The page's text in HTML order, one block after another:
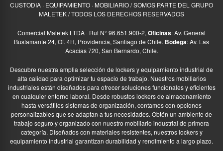
CUSTODIA · EQUIPAMIENTO · MOBILIARIO / SOMOS PARTE DEL GRUPO
MALETEK / TODOS LOS DERECHOS RESERVADOS
Comercial Maletek LTDA · Rut N° 96.651.900-2, Oficinas: Av. General
Bustamante 24, Of. 4H, Providencia, Santiago de Chile. Bodega: Av. Las
Acacias 720, San Bernardo, Chile.
Descubre nuestra amplia selección de lockers y equipamiento industrial de
alta calidad para optimizar tu espacio de trabajo. Nuestros mobiliarios
industriales están diseñados para ofrecer soluciones funcionales y eficientes
en cualquier entorno laboral. Desde robustos lockers de almacenamiento
hasta versátiles sistemas de organización, contamos con opciones
personalizables que se adaptan a tus necesidades. Obtén un ambiente de
trabajo seguro y organizado con nuestro mobiliario industrial de primera
categoría. Diseñados con materiales resistentes, nuestros lockers y
equipamiento industrial garantizan durabilidad y rendimiento a largo plazo.